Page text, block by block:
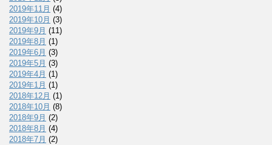
2019年11月 (4)
2019年10月 (3)
2019年9月 (11)
2019年8月 (1)
2019年6月 (3)
2019年5月 (3)
2019年4月 (1)
2019年1月 (1)
2018年12月 (1)
2018年10月 (8)
2018年9月 (2)
2018年8月 (4)
2018年7月 (2)